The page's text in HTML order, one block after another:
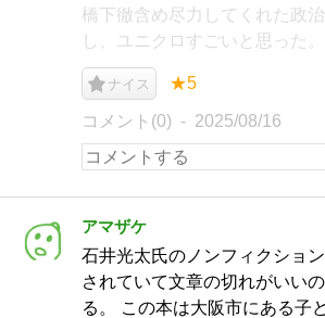
橋下徹含め尽力してくれた政
し、ユニクロすごいと思った。
ナイス ★5
コメント(0) 2025/08/16
アマザケ
石井光太氏のノンフィクショ
されていて文章の切れがいい
る。 この本は大阪市にある子